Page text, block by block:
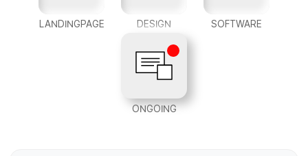
LANDINGPAGE DESIGN SOFTWARE
ONGOING